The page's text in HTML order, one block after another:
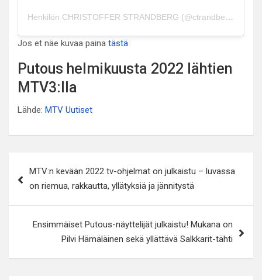
Henkilön CHRISTOFFER STRANDBERG (@ctrandberg) jakama julkaisu
Jos et näe kuvaa paina tästä
Putous helmikuusta 2022 lähtien
MTV3:lla
Lähde: MTV Uutiset
selaus
MTV:n kevään 2022 tv-ohjelmat on julkaistu – luvassa
on riemua, rakkautta, yllätyksiä ja jännitystä
Ensimmäiset Putous-näyttelijät julkaistu! Mukana on
Pilvi Hämäläinen sekä yllättävä Salkkarit-tähti